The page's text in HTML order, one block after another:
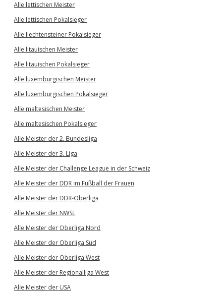
Alle lettischen Meister
Alle lettischen Pokalsieger
Alle liechtensteiner Pokalsieger
Alle litauischen Meister
Alle litauischen Pokalsieger
Alle luxemburgischen Meister
Alle luxemburgischen Pokalsieger
Alle maltesischen Meister
Alle maltesischen Pokalsieger
Alle Meister der 2. Bundesliga
Alle Meister der 3. Liga
Alle Meister der Challenge League in der Schweiz
Alle Meister der DDR im Fußball der Frauen
Alle Meister der DDR-Oberliga
Alle Meister der NWSL
Alle Meister der Oberliga Nord
Alle Meister der Oberliga Süd
Alle Meister der Oberliga West
Alle Meister der Regionalliga West
Alle Meister der USA